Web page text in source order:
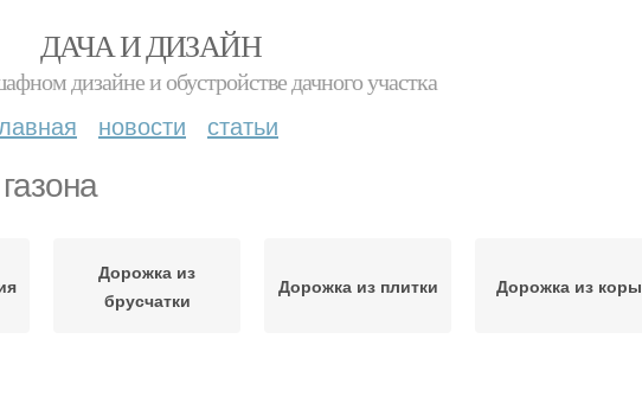
ДАЧА И ДИЗАЙН
дизайне и обустройстве дачного участка
новости статьи
Дорожка из
брусчатки
Дорожка из плитки Дорожка из коры